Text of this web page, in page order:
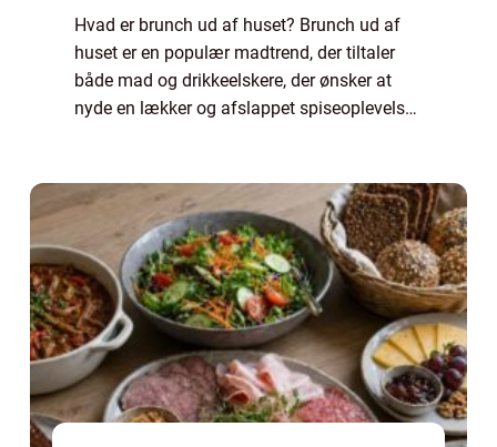
Hvad er brunch ud af huset? Brunch ud af
huset er en populær madtrend, der tiltaler
både mad og drikkeelskere, der ønsker at
nyde en lækker og afslappet spiseoplevelse
fo...